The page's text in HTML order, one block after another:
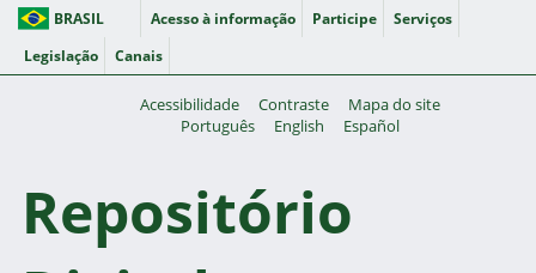
BRASIL Acesso à informação Participe
Serviços
Legislação
Canais
Acessibilidade Contraste
Mapa do site
Português
English Español
Repositório